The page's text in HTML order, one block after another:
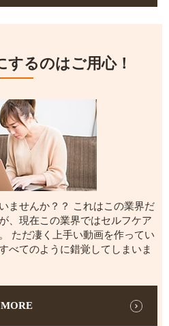
するのはご用心！
ませんか？？ これはこの業界だ
、現在この業界ではセルフケア
ただ凄く上手い動画を作ってい
べてのように錯覚してしまいま
MORE